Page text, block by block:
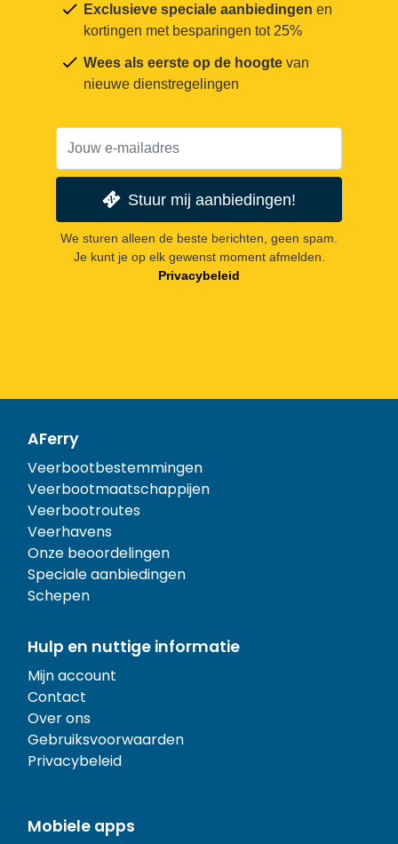
Exclusieve speciale aanbiedingen en
kortingen met besparingen tot 25%
Wees als eerste op de hoogte van
nieuwe dienstregelingen
Stuur mij aanbiedingen!
We sturen alleen de beste berichten, geen spam.
Je kunt je op elk gewenst moment afmelden.
Privacybeleid
AFerry
Veerbootbestemmingen
Veerbootmaatschappijen
Veerbootroutes
Veerhavens
Onze beoordelingen
Speciale aanbiedingen
Schepen
Hulp en nuttige informatie
Mijn account
Contact
Over ons
Gebruiksvoorwaarden
Privacybeleid
Mobiele apps